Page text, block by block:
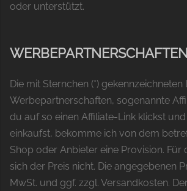
oder unterstützt.
WERBEPARTNERSCHAFTEN
Die mit Sternchen (*) gekennzeichneten
Werbepartnerschaften, sogenannte
du auf so einen Affiliate-Link klickst
einkaufst, bekomme ich von dem
Shop oder Anbieter eine Provision. Für
sich der Preis nicht. Die angegebenen
MwSt. und ggf. zzgl. Versandkosten.